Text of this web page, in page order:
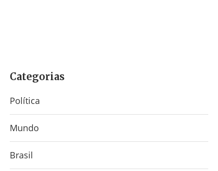
Categorias
Política
Mundo
Brasil